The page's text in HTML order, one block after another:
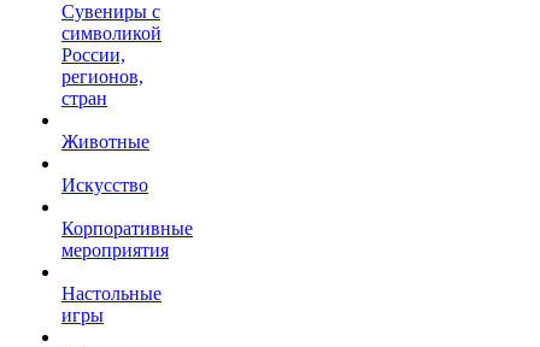
Сувениры с
символикой
России,
регионов,
стран
Животные
Искусство
Корпоративные
мероприятия
Настольные
игры